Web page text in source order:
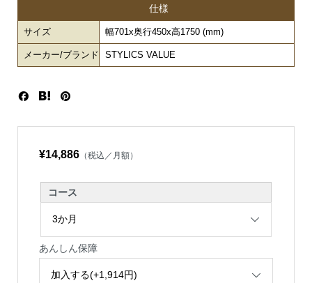
仕様
サイズ 幅701x奥行450x高1750 (mm)
メーカー/ブランド STYLICS VALUE
¥14,886（税込／月額）
コース
あんしん保障